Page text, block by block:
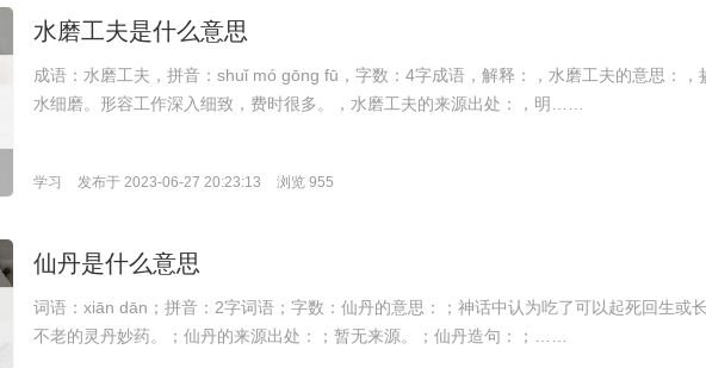
水磨工夫是什么意思
成语：水磨工夫，拼音：shuǐ mó gōng fū，字数：4字成语，解释：，水磨工夫的意思：，
水细磨。形容工作深入细致，费时很多。，水磨工夫的来源出处：，明……
学习 发布于 2023-06-27 20:23:13 浏览 955
仙丹是什么意思
词语：xiān dān；拼音：2字词语；字数：仙丹的意思：；神话中认为吃了可以起死回生或
不老的灵丹妙药。；仙丹的来源出处：；暂无来源。；仙丹造句：；……